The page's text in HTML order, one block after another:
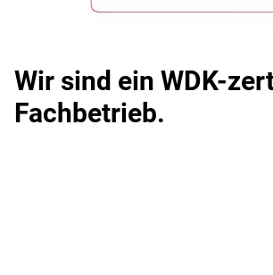
Wir sind ein WDK-
Fachbetrieb.